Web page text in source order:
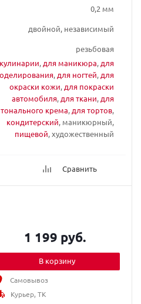
0,2 мм
двойной, независимый
резьбовая
, для маникюра, для
, для ногтей, для
окраски кожи, для покраски
автомобиля, для ткани, для
тонального крема, для тортов,
кондитерский, маникюрный,
пищевой, художественный
Сравнить
1 199 руб.
В корзину
Самовывоз
Курьер, ТК